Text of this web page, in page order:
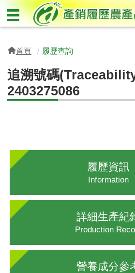
首頁 履歷查詢
追溯號碼
2403275086
履歷資訊
Information
詳細生產紀
Production
營養成分參